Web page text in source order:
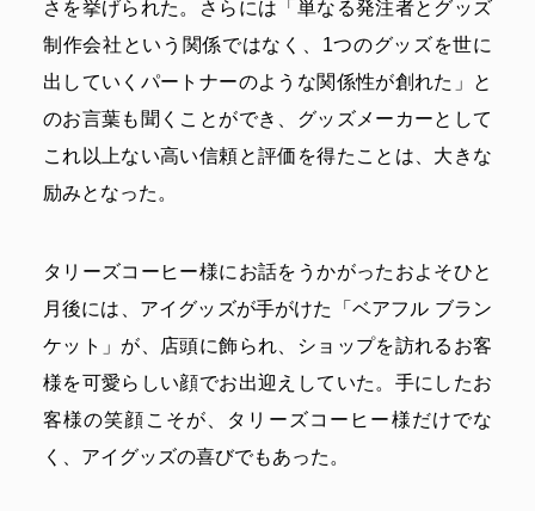
さを挙げられた。さらには「単なる発注者とグッズ
制作会社という関係ではなく、1つのグッズを世に
出していくパートナーのような関係性が創れた」と
のお言葉も聞くことができ、グッズメーカーとして
これ以上ない高い信頼と評価を得たことは、大きな
励みとなった。
タリーズコーヒー様にお話をうかがったおよそひと
月後には、アイグッズが手がけた「ベアフル ブラン
ケット」が、店頭に飾られ、ショップを訪れるお客
様を可愛らしい顔でお出迎えしていた。手にしたお
客様の笑顔こそが、タリーズコーヒー様だけでな
く、アイグッズの喜びでもあった。